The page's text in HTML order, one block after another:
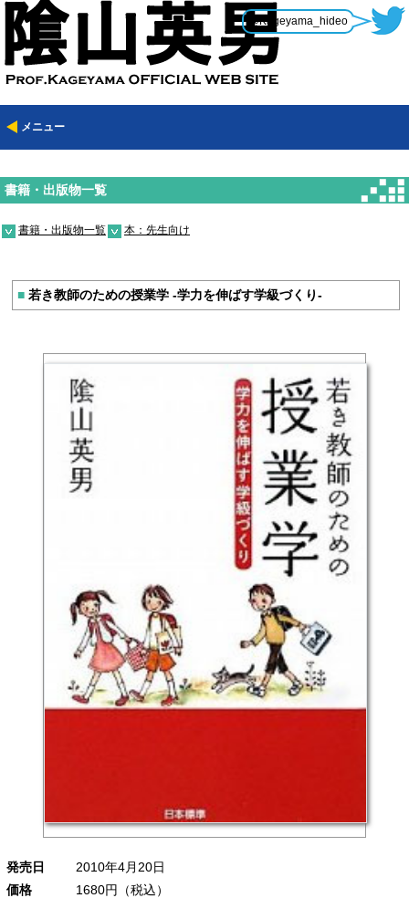
@Kageyama_hideo
メニュー
書籍・出版物一覧
書籍・出版物一覧 本：先生向け
発売日
2010年4月20日
価格
1680円（税込）
■若き教師のための授業学 -学力を伸ばす学級づくり-